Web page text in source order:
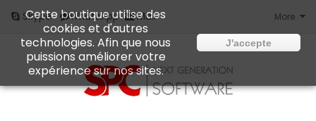
Skype WhatsApp Mail More
Cette boutique utilise des
cookies et d'autres
technologies. Afin que nous
puissions améliorer votre
expérience sur nos sites.
J'accepte